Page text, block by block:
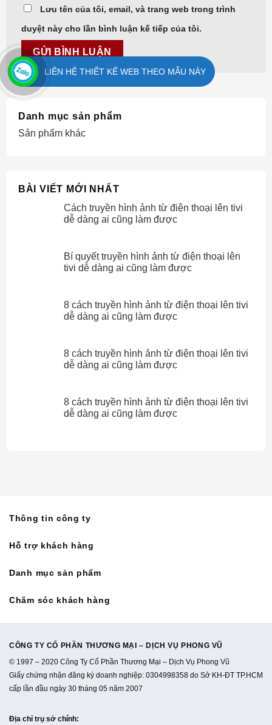
Lưu tên của tôi, email, và trang web trong trình
duyệt này cho lần bình luận kế tiếp của tôi.
Danh mục sản phẩm
Sản phẩm khác
BÀI VIẾT MỚI NHẤT
Cách truyền hình ảnh từ điện thoại lên tivi
dễ dàng ai cũng làm được
Bí quyết truyền hình ảnh từ điện thoại lên
tivi dễ dàng ai cũng làm được
8 cách truyền hình ảnh từ điện thoại lên tivi
dễ dàng ai cũng làm được
8 cách truyền hình ảnh từ điện thoại lên tivi
dễ dàng ai cũng làm được
8 cách truyền hình ảnh từ điện thoại lên tivi
dễ dàng ai cũng làm được
Thông tin công ty
Hỗ trợ khách hàng
Danh mục sản phẩm
Chăm sóc khách hàng
CÔNG TY CỔ PHẦN THƯƠNG MẠI – DỊCH VỤ PHONG VŨ
© 1997 – 2020 Công Ty Cổ Phần Thương Mại – Dịch Vụ Phong Vũ
Giấy chứng nhận đăng ký doanh nghiệp: 0304998358 do Sở KH-ĐT TP.HCM
cấp lần đầu ngày 30 tháng 05 năm 2007
Địa chỉ trụ sở chính:
LIÊN HỆ THIẾT KẾ WEB THEO MẪU NÀY